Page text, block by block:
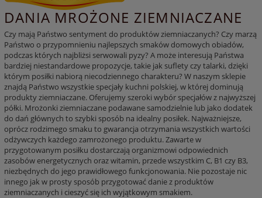
DANIA MROŻONE ZIEMNIACZANE
Czy mają Państwo sentyment do produktów ziemniaczanych? Czy marzą
Państwo o przypomnieniu najlepszych smaków domowych obiadów,
podczas których najbliżsi serwowali pyzy? A może interesują Państwa
bardziej niestandardowe propozycje, takie jak suflety czy talarki, dzięki
którym posiłki nabiorą niecodziennego charakteru? W naszym sklepie
znajdą Państwo wszystkie specjały kuchni polskiej, w której dominują
produkty ziemniaczane. Oferujemy szeroki wybór specjałów z najwyższej
półki. Mrożonki ziemniaczane podawane samodzielnie lub jako dodatek
do dań głównych to szybki sposób na idealny posiłek. Najważniejsze,
oprócz rodzimego smaku to gwarancja otrzymania wszystkich wartości
odżywczych każdego zamrożonego produktu. Zawarte w
przygotowanym posiłku dostarczają organizmowi odpowiednich
zasobów energetycznych oraz witamin, przede wszystkim C, B1 czy B3,
niezbędnych do jego prawidłowego funkcjonowania. Nie pozostaje nic
innego jak w prosty sposób przygotować danie z produktów
ziemniaczanych i cieszyć się ich wyjątkowym smakiem.